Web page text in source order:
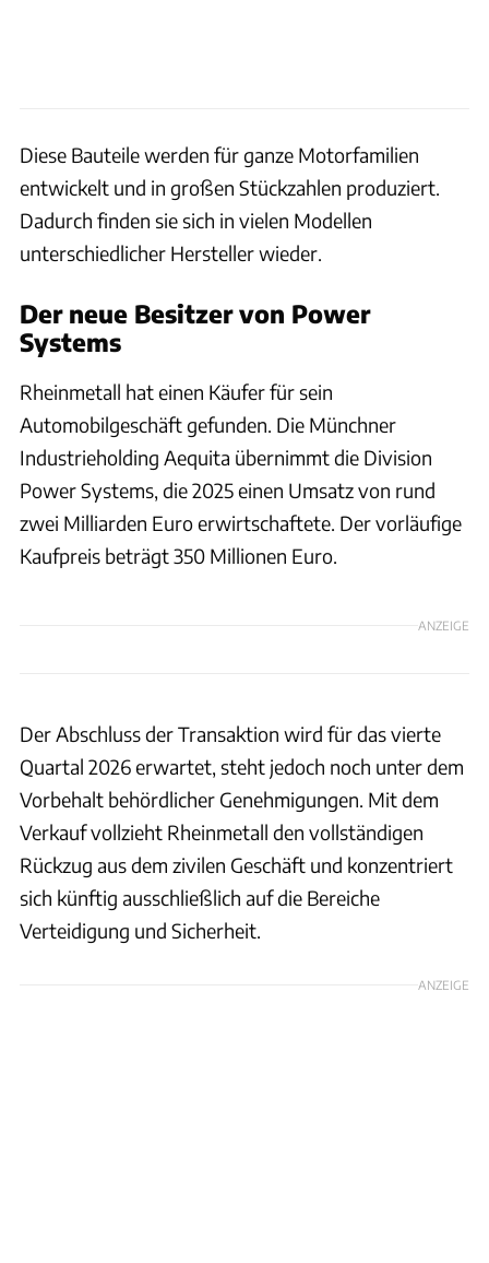
Diese Bauteile werden für ganze Motorfamilien
entwickelt und in großen Stückzahlen produziert.
Dadurch finden sie sich in vielen Modellen
unterschiedlicher Hersteller wieder.
Der neue Besitzer von Power
Systems
Rheinmetall hat einen Käufer für sein
Automobilgeschäft gefunden. Die Münchner
Industrieholding Aequita übernimmt die Division
Power Systems, die 2025 einen Umsatz von rund
zwei Milliarden Euro erwirtschaftete. Der vorläufige
Kaufpreis beträgt 350 Millionen Euro.
ANZEIGE
Der Abschluss der Transaktion wird für das vierte
Quartal 2026 erwartet, steht jedoch noch unter dem
Vorbehalt behördlicher Genehmigungen. Mit dem
Verkauf vollzieht Rheinmetall den vollständigen
Rückzug aus dem zivilen Geschäft und konzentriert
sich künftig ausschließlich auf die Bereiche
Verteidigung und Sicherheit.
ANZEIGE